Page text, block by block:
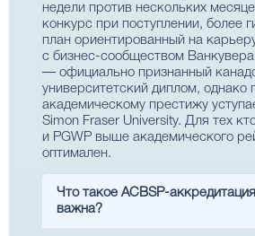
недели против нескольких
конкурс при поступлении, более
план ориентированный на
с бизнес-сообществом
— официально признанный
университетский диплом, однако
академическому престижу
Simon Fraser University. Для тех
и PGWP выше академического
оптимален.
Что такое ACBSP-
важна?